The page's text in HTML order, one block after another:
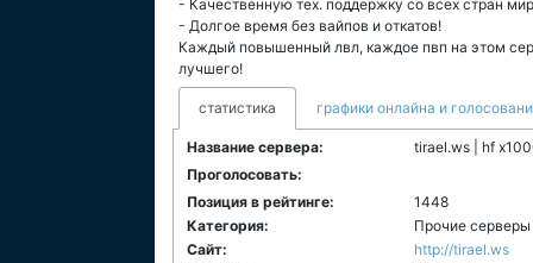
- Качественную тех. поддержку со всех стран
- Долгое время без вайпов и откатов!
Каждый повышенный лвл, каждое пвп на этом
лучшего!
статистика графики онлайна и
Название сервера:
tirael.ws | hf
Проголосовать:
Позиция в рейтинге:
1448
Категория:
Прочие серверы
Сайт:
http://tirael.ws